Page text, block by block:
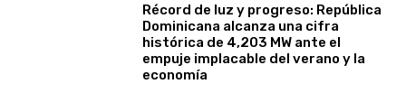
Récord de luz y progreso: República
Dominicana alcanza una cifra
histórica de 4,203 MW ante el
empuje implacable del verano y la
economía